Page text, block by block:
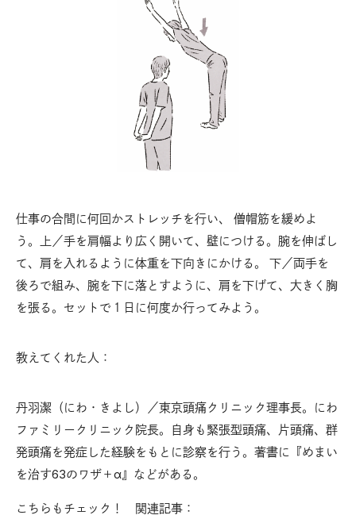
仕事の合間に何回かストレッチを行い、 僧帽筋を緩めよ
う。上／手を肩幅より広く開いて、壁につける。腕を伸ばし
て、肩を入れるように体重を下向きにかける。 下／両手を
後ろで組み、腕を下に落とすように、肩を下げて、大きく胸
を張る。セットで１日に何度か行ってみよう。
教えてくれた人：
丹羽潔（にわ・きよし）／東京頭痛クリニック理事長。にわ
ファミリークリニック院長。自身も緊張型頭痛、片頭痛、群
発頭痛を発症した経験をもとに診察を行う。著書に『めまい
を治す63のワザ＋α』などがある。
こちらもチェック！ 関連記事：